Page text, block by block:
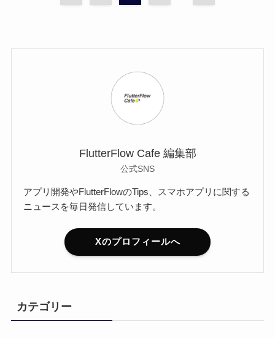
FlutterFlow Cafe 編集部
公式SNS
アプリ開発やFlutterFlowのTips、スマホアプリに関する
ニュースを毎日発信しています。
Xのプロフィールへ
カテゴリー